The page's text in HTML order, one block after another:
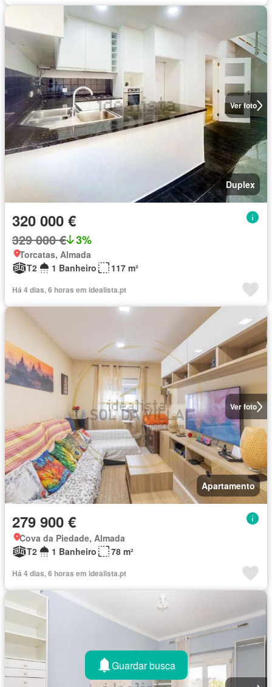
Ver foto
Duplex
320 000 €
329 000 € 3%
Torcatas, Almada
T2
1 Banheiro 117 m²
Há 4 dias, 6 horas em idealista.pt
Ver foto
Apartamento
279 900 €
Cova da Piedade, Almada
T2
1 Banheiro 78 m²
Há 4 dias, 6 horas em idealista.pt
Guardar busca